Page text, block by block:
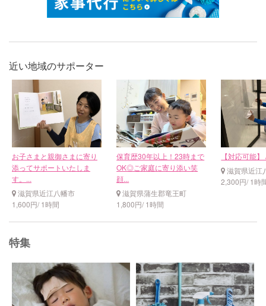
近い地域のサポーター
お子さまと親御さまに寄り
添ってサポートいたしま
す。...
滋賀県近江八幡市
1,600円/ 1時間
保育歴30年以上！23時まで
OK◎ご家庭に寄り添い笑
顔...
滋賀県蒲生郡竜王町
1,800円/ 1時間
【対応可能
滋賀県近江
2,300円/ 1時
特集